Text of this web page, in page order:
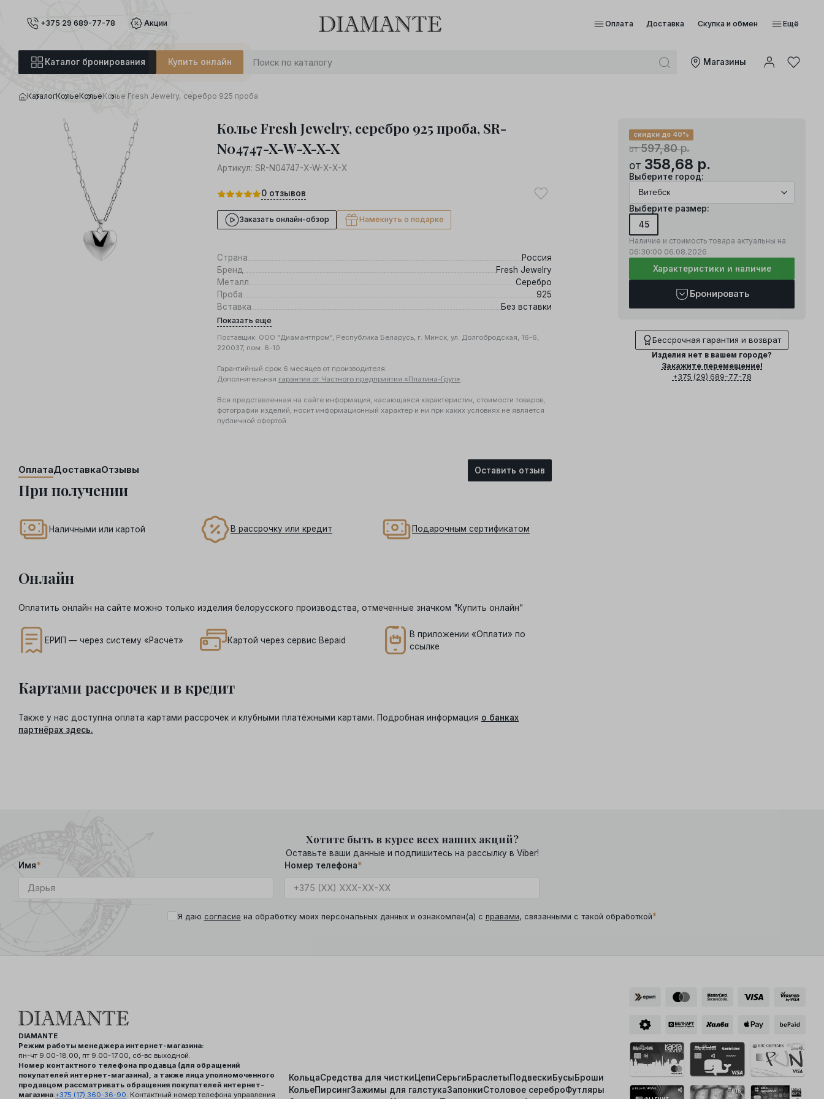
+375 29 689-77-78 Акции Оплата Доставка Скупка и обмен Ещё
Каталог бронирования Купить онлайн Mагазины
0 : 0 0
КаталогКольеКольеКолье Fresh Jewelry, серебро 925 проба
Колье Fresh Jewelry, серебро 925 проба, SR-
N04747-X-W-X-X-X
Артикул: SR-N04747-X-W-X-X-X
0 отзывов
Заказать онлайн-обзор Намекнуть о подарке
от597,80р.
скидки до 40%
от 358,68 р.
Выберите город:
Выберите размер:
45
Наличие и стоимость товара актуальны на
06:30:00 06.08.2026
Характеристики и наличие
Бронировать
Бессрочная гарантия и возврат
Изделия нет в вашем городе?
Закажите перемещение!
+375 (29) 689-77-78
Страна
Россия
Бренд
Fresh Jewelry
Металл
Серебро
Проба
925
Вставка
Без вставки
Показать еще
Поставщик: ООО "Диамантпром", Республика Беларусь, г. Минск, ул. Долгобродская, 16-6,
220037, пом. 6-10
Гарантийный срок 6 месяцев от производителя.
Дополнительная гарантия от Частного предприятия «Платина-Груп».
Вся представленная на сайте информация, касающаяся характеристик, стоимости товаров,
фотографии изделий, носит информационный характер и ни при каких условиях не является
публичной офертой.
Оплата
При получении
Наличными или картой В рассрочку или кредит Подарочным сертификатом
Онлайн
Оплатить онлайн на сайте можно только изделия белорусского производства, отмеченные значком "Купить онлайн"
ЕРИП — через систему «Расчёт» Картой через сервис Bepaid
В приложении «Оплати» по
ссылке
Картами рассрочек и в кредит
Также у нас доступна оплата картами рассрочек и клубными платёжными картами. Подробная информация о банках
партнёрах здесь.
ДоставкаОтзывы Оставить отзыв
Хотите быть в курсе всех наших акций?
Оставьте ваши данные и подпишитесь на рассылку в Viber!
Имя* Номер телефона*
Я даю согласие на обработку моих персональных данных и ознакомлен(а) с правами, связанными с такой обработкой*
DIAMANTE
Режим работы менеджера интернет-магазина:
пн-чт 9.00-18.00, пт 9.00-17.00, сб-вс выходной.
Номер контактного телефона продавца (для обращений
покупателей интернет-магазина), а также лица уполномоченного
продавцом рассматривать обращения покупателей интернет-
магазина:+375 (17) 360-36-90 . Контактный номер телефона управления
КольцаСредства для чисткиЦепиСерьгиБраслетыПодвескиБусыБроши
КольеПирсингЗажимы для галстукаЗапонкиСтоловое сереброФутляры